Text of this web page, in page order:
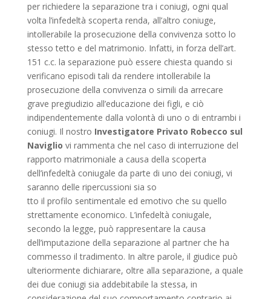
per richiedere la separazione tra i coniugi, ogni qual
volta l’infedeltà scoperta renda, all’altro coniuge,
intollerabile la prosecuzione della convivenza sotto lo
stesso tetto e del matrimonio. Infatti, in forza dell’art.
151 c.c. la separazione può essere chiesta quando si
verificano episodi tali da rendere intollerabile la
prosecuzione della convivenza o simili da arrecare
grave pregiudizio all’educazione dei figli, e ciò
indipendentemente dalla volontà di uno o di entrambi i
coniugi. Il nostro Investigatore Privato Robecco sul
Naviglio vi rammenta che nel caso di interruzione del
rapporto matrimoniale a causa della scoperta
dell’infedeltà coniugale da parte di uno dei coniugi, vi
saranno delle ripercussioni sia so
tto il profilo sentimentale ed emotivo che su quello
strettamente economico. L’infedeltà coniugale,
secondo la legge, può rappresentare la causa
dell’imputazione della separazione al partner che ha
commesso il tradimento. In altre parole, il giudice può
ulteriormente dichiarare, oltre alla separazione, a quale
dei due coniugi sia addebitabile la stessa, in